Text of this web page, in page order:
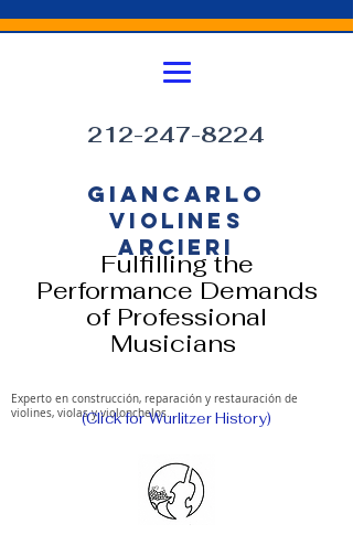
GIANCARLO
VIOLINES
ARCIERI
Experto en construcción, reparación y restauración de
violines, violas y violonchelos.
212-247-8224
(Click for Wurlitzer History)
Fulfilling the
Performance Demands
of Professional
Musicians